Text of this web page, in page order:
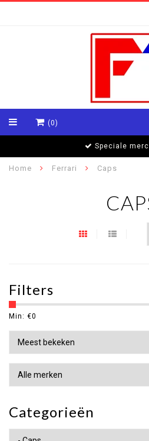
(0)
Speciale
Home Ferrari Caps
Filters
Min: €0
Categorieën